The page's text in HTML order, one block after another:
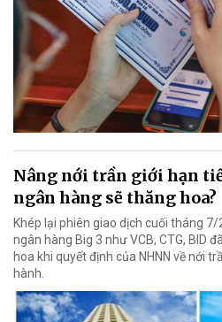
Nâng nới trần giới hạn
ngân hàng sẽ thăng hoa?
Khép lại phiên giao dịch cuối tháng
ngân hàng Big 3 như VCB, CTG, BID
hoa khi quyết định của NHNN về nới
hành.